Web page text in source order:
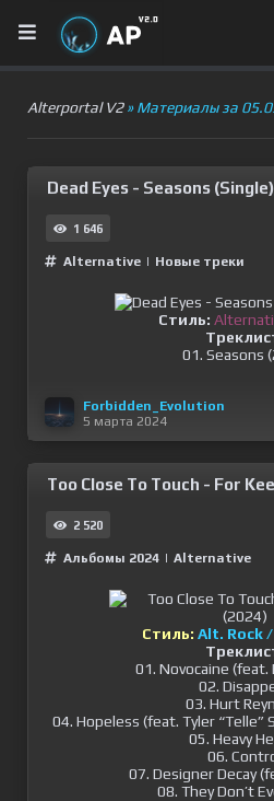
Alterportal V2» Материалы за
Dead Eyes - Seasons
1 646
Alternative | Новые треки
Стиль:
01. Seasons
Forbidden_Evolution
5 марта 2024
Too Close To Touch - For
2 520
Альбомы 2024 | Alternative
Стиль: Alt. Rock
01. Novocaine (feat.
02.
03. Hurt
04. Hopeless (feat. Tyler “Telle”
05. Heavy
06.
07. Designer Decay
08. They Don’t